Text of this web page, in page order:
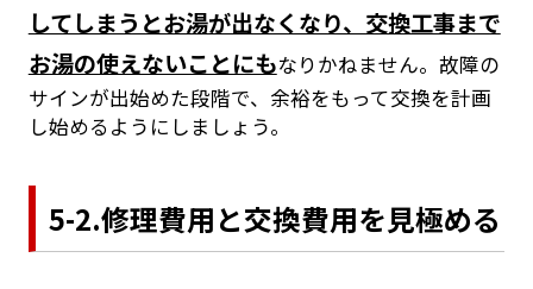
してしまうとお湯が出なくなり、交換工事まで
お湯の使えないことにもなりかねません。故障の
サインが出始めた段階で、余裕をもって交換を計画
し始めるようにしましょう。
5-2.修理費用と交換費用を見極める